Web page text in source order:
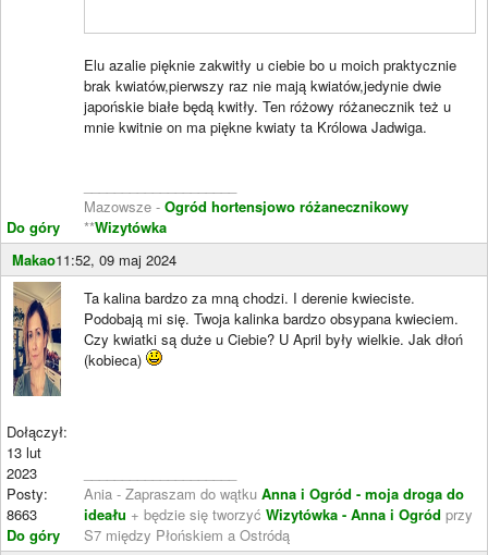
Do góry
Elu azalie pięknie zakwitły u ciebie bo u moich praktycznie
brak kwiatów,pierwszy raz nie mają kwiatów,jedynie dwie
japońskie białe będą kwitły. Ten różowy różanecznik też u
mnie kwitnie on ma piękne kwiaty ta Królowa Jadwiga.
Mazowsze - Ogród hortensjowo różanecznikowy
**Wizytówka
Makao11:52, 09 maj 2024
Dołączył:
13 lut
2023
Posty:
8663
Do góry
Ta kalina bardzo za mną chodzi. I derenie kwieciste.
Podobają mi się. Twoja kalinka bardzo obsypana kwieciem.
Czy kwiatki są duże u Ciebie? U April były wielkie. Jak dłoń
(kobieca)
Ania - Zapraszam do wątku Anna i Ogród - moja droga do
ideału + będzie się tworzyć Wizytówka - Anna i Ogród przy
S7 między Płońskiem a Ostródą